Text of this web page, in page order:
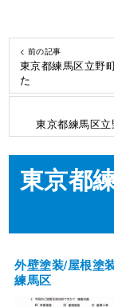
< 前の記事
東京都練馬区立野
た
東京都練馬区
東京都
外壁塗装/屋根塗
練馬区